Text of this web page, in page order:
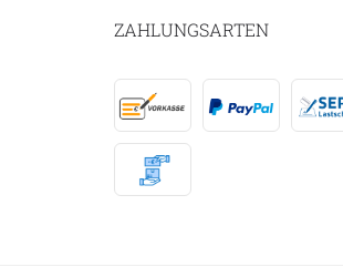
ZAHLUNGSARTEN